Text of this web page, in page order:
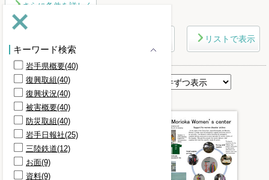
さらに条件を詳しく
リストで表示
表示順
キーワード検索
岩手県概要(40)
復興取組(40)
復興状況(40)
被害概要(40)
防災取組(40)
岩手日報社(25)
三陸鉄道(12)
お面(9)
資料(9)